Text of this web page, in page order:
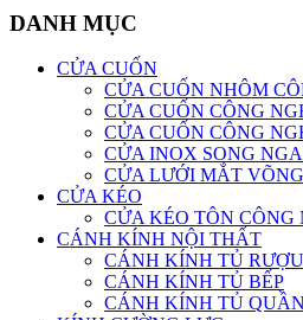
DANH MỤC
CỬA CUỐN
CỬA CUỐN NHÔM
CỬA CUỐN CÔNG
CỬA CUỐN CÔNG
CỬA INOX SONG
CỬA LƯỚI MẮT VÕNG
CỬA KÉO
CỬA KÉO TÔN
CÁNH KÍNH NỘI THẤT
CÁNH KÍNH TỦ RƯỢU
CÁNH KÍNH TỦ BẾP
CÁNH KÍNH TỦ